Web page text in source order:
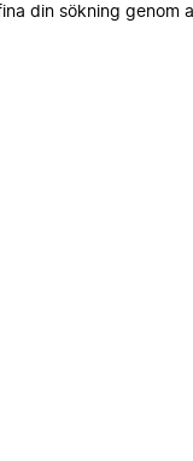
din sökning genom